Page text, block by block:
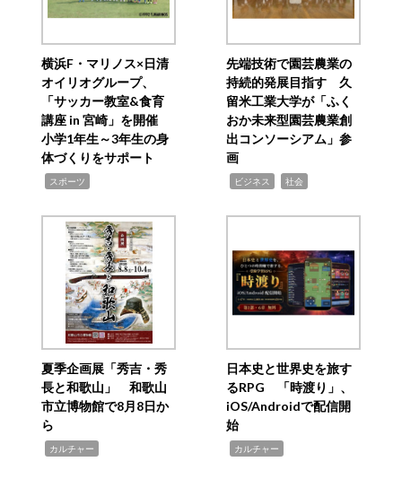
横浜F・マリノス×日清
オイリオグループ、
「サッカー教室&食育
講座 in 宮崎」を開催
小学1年生～3年生の身
体づくりをサポート
スポーツ
先端技術で園芸農業の
持続的発展目指す 久
留米工業大学が「ふく
おか未来型園芸農業創
出コンソーシアム」参
画
ビジネス 社会
夏季企画展「秀吉・秀
長と和歌山」 和歌山
市立博物館で8月8日か
ら
カルチャー
日本史と世界史を旅す
るRPG 「時渡り」、
iOS/Androidで配信開
始
カルチャー